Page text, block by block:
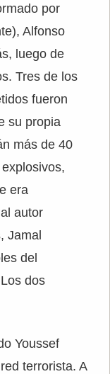
por
Alfonso
luego de
Tres de los
fueron
su propia
más de 40
era
autor
Jamal
del
dos
Youssef
terrorista. A